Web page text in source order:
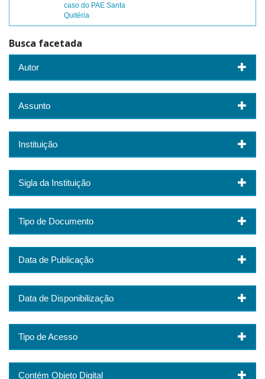
caso do PAE Santa
Quitéria
Busca facetada
Autor
Assunto
Instituição
Sigla da Instituição
Tipo de Documento
Data de Publicação
Data de Disponibilização
Tipo de Acesso
Contém Objeto Digital